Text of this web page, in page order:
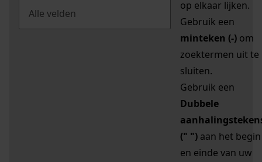
op elkaar lijken.
Gebruik een
minteken (-) om
zoektermen uit te
sluiten.
Gebruik een
Dubbele
(" ") aan het begin
en einde van uw